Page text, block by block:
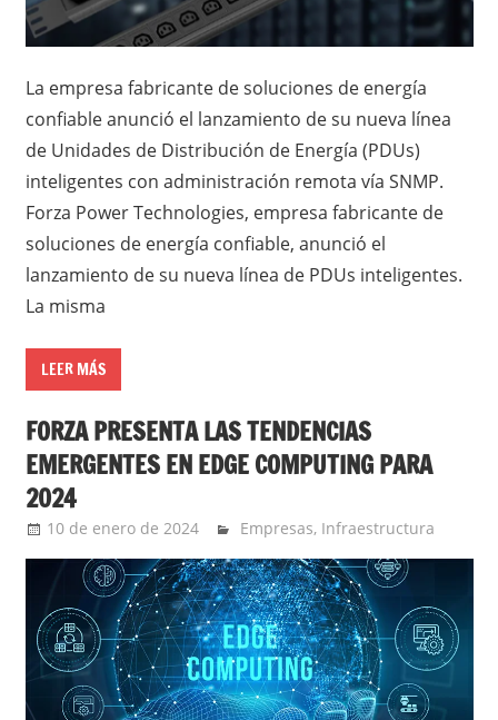
La empresa fabricante de soluciones de energía
confiable anunció el lanzamiento de su nueva línea
de Unidades de Distribución de Energía (PDUs)
inteligentes con administración remota vía SNMP.
Forza Power Technologies, empresa fabricante de
soluciones de energía confiable, anunció el
lanzamiento de su nueva línea de PDUs inteligentes.
La misma
LEER MÁS
FORZA PRESENTA LAS TENDENCIAS
EMERGENTES EN EDGE COMPUTING PARA
2024
10 de enero de 2024 Ernesto Herrera
Empresas, Infraestructura